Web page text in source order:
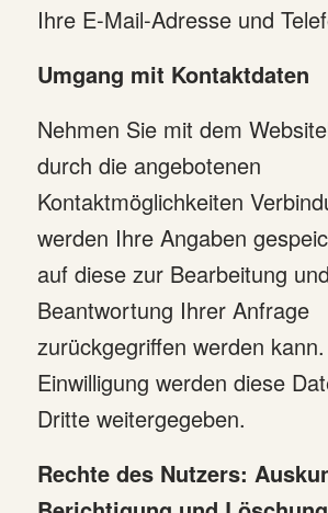
Ihre E-Mail-Adresse und
Umgang mit Kontaktdaten
Nehmen Sie mit dem
durch die angebotenen
Kontaktmöglichkeiten
werden Ihre Angaben
auf diese zur Bearbeitung und
Beantwortung Ihrer Anfrage
zurückgegriffen werden
Einwilligung werden diese
Dritte weitergegeben.
Rechte des Nutzers: